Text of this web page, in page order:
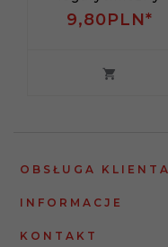
9,80PLN*
OBSŁUGA KLIENTA
INFORMACJE
KONTAKT